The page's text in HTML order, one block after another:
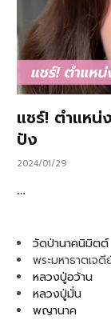
แชร์! ตำแหน่
ปัง
2024/01/29
…
วัดป่านาคนิมิตต์
พระมหาธาตเจดี
หลวงปู่อว้าน
หลวงปู่มั่น
พญานาค